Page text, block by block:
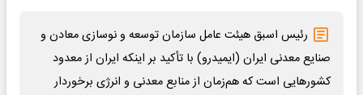
رئیس اسبق هیئت عامل سازمان توسعه و نوسازی معادن و
صنایع معدنی ایران (ایمیدرو) با تأکید بر اینکه ایران از معدود
کشور‌هایی است که هم‌زمان از منابع معدنی و انرژی برخوردار